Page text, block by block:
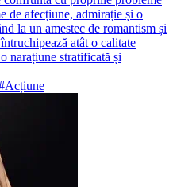
de afecțiune, admirație și o
la un amestec de romantism și
atât o calitate
narațiune stratificată și